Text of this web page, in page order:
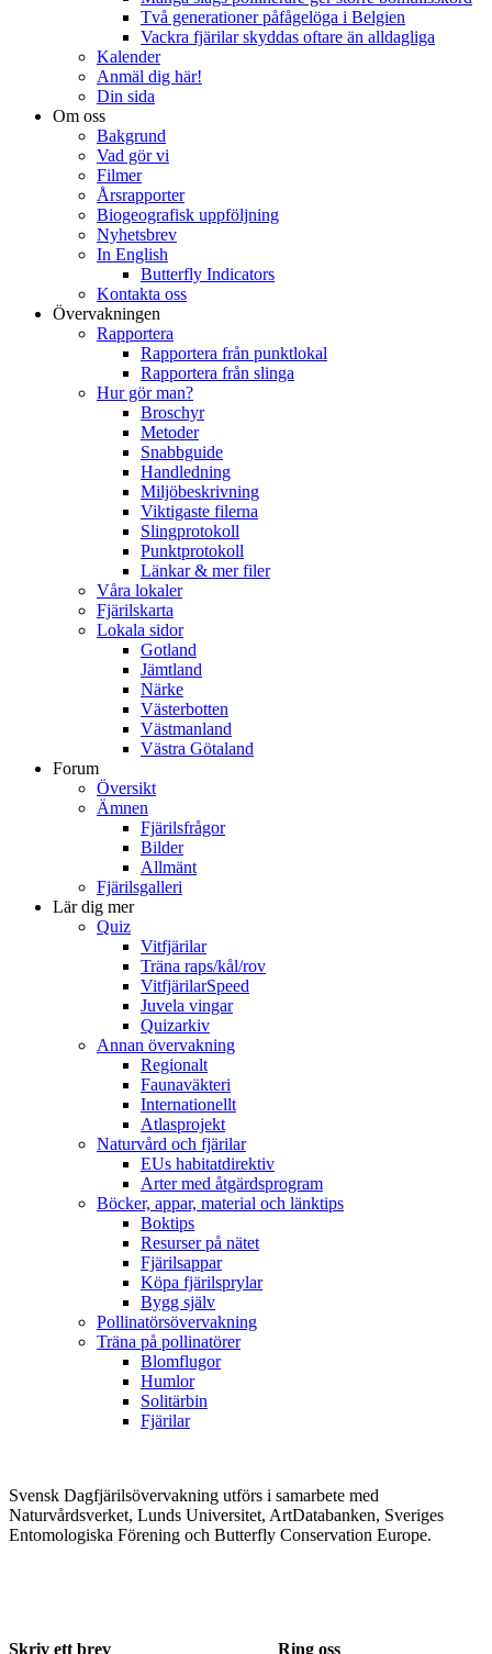
Två generationer påfågelöga i Belgien
Vackra fjärilar skyddas oftare än alldagliga
Kalender
Anmäl dig här!
Din sida
Om oss
Bakgrund
Vad gör vi
Filmer
Årsrapporter
Biogeografisk uppföljning
Nyhetsbrev
In English
Butterfly Indicators
Kontakta oss
Övervakningen
Rapportera
Rapportera från punktlokal
Rapportera från slinga
Hur gör man?
Broschyr
Metoder
Snabbguide
Handledning
Miljöbeskrivning
Viktigaste filerna
Slingprotokoll
Punktprotokoll
Länkar & mer filer
Våra lokaler
Fjärilskarta
Lokala sidor
Gotland
Jämtland
Närke
Västerbotten
Västmanland
Västra Götaland
Forum
Översikt
Ämnen
Fjärilsfrågor
Bilder
Allmänt
Fjärilsgalleri
Lär dig mer
Quiz
Vitfjärilar
Träna raps/kål/rov
VitfjärilarSpeed
Juvela vingar
Quizarkiv
Annan övervakning
Regionalt
Faunaväkteri
Internationellt
Atlasprojekt
Naturvård och fjärilar
EUs habitatdirektiv
Arter med åtgärdsprogram
Böcker, appar, material och länktips
Boktips
Resurser på nätet
Fjärilsappar
Köpa fjärilsprylar
Bygg själv
Pollinatörsövervakning
Träna på pollinatörer
Blomflugor
Humlor
Solitärbin
Fjärilar
Svensk Dagfjärilsövervakning utförs i samarbete med
Naturvårdsverket, Lunds Universitet, ArtDatabanken, Sveriges
Entomologiska Förening och Butterfly Conservation Europe.
Skriv ett brev Ring oss